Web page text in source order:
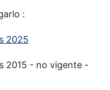
:
2025
2015 - no vigente -